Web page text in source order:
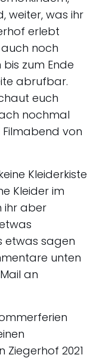
weiter, was ihr
erlebt
noch
zum Ende
abrufbar.
euch
nochmal
von
Kleiderkiste
Kleider im
ihr aber
etwas sagen
unten
an
2021